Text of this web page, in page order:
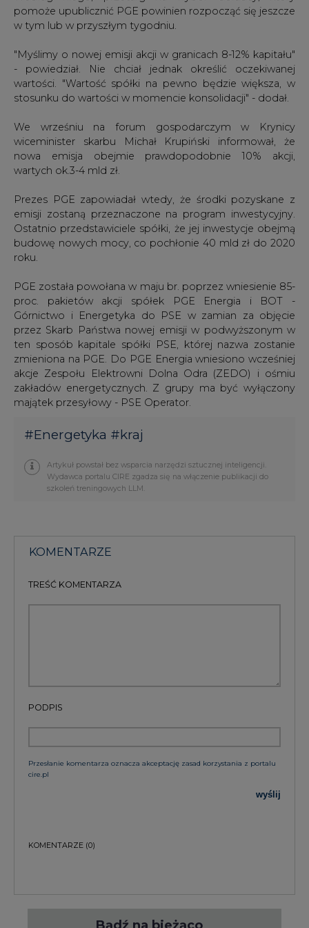
pomoże upublicznić PGE powinien rozpocząć się jeszcze
w tym lub w przyszłym tygodniu.
"Myślimy o nowej emisji akcji w granicach 8-12% kapitału"
- powiedział. Nie chciał jednak określić oczekiwanej
wartości. "Wartość spółki na pewno będzie większa, w
stosunku do wartości w momencie konsolidacji" - dodał.
We wrześniu na forum gospodarczym w Krynicy
wiceminister skarbu Michał Krupiński informował, że
nowa emisja obejmie prawdopodobnie 10% akcji,
wartych ok.3-4 mld zł.
Prezes PGE zapowiadał wtedy, że środki pozyskane z
emisji zostaną przeznaczone na program inwestycyjny.
Ostatnio przedstawiciele spółki, że jej inwestycje obejmą
budowę nowych mocy, co pochłonie 40 mld zł do 2020
roku.
PGE została powołana w maju br. poprzez wniesienie 85-
proc. pakietów akcji spółek PGE Energia i BOT -
Górnictwo i Energetyka do PSE w zamian za objęcie
przez Skarb Państwa nowej emisji w podwyższonym w
ten sposób kapitale spółki PSE, której nazwa zostanie
zmieniona na PGE. Do PGE Energia wniesiono wcześniej
akcje Zespołu Elektrowni Dolna Odra (ZEDO) i ośmiu
zakładów energetycznych. Z grupy ma być wyłączony
majątek przesyłowy - PSE Operator.
#Energetyka #kraj
Artykuł powstał bez wsparcia narzędzi sztucznej inteligencji.
Wydawca portalu CIRE zgadza się na włączenie publikacji do
szkoleń treningowych LLM.
KOMENTARZE
TREŚĆ KOMENTARZA
PODPIS
Przesłanie komentarza oznacza akceptację zasad korzystania z portalu
cire.pl
wyślij
KOMENTARZE (0)
Bądź na bieżąco